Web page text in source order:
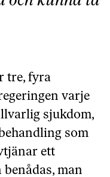
tre, fyra
varje
sjukdom,
som
ett
man